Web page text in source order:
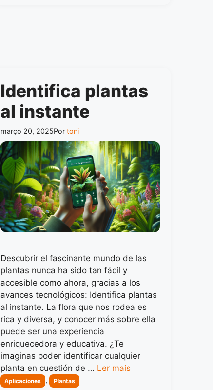
Identifica plantas
al instante
março 20, 2025Por toni
Descubrir el fascinante mundo de las
plantas nunca ha sido tan fácil y
accesible como ahora, gracias a los
avances tecnológicos: Identifica plantas
al instante. La flora que nos rodea es
rica y diversa, y conocer más sobre ella
puede ser una experiencia
enriquecedora y educativa. ¿Te
imaginas poder identificar cualquier
planta en cuestión de … Ler mais
Categorias
Aplicaciones , Plantas